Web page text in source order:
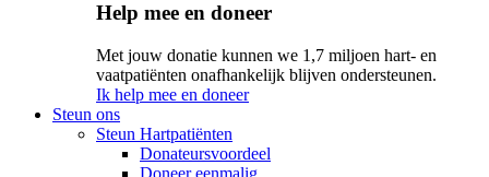
Help mee en doneer
Met jouw donatie kunnen we 1,7 miljoen hart- en
vaatpatiënten onafhankelijk blijven ondersteunen.
Ik help mee en doneer
Steun ons
Steun Hartpatiënten
Donateursvoordeel
Doneer eenmalig